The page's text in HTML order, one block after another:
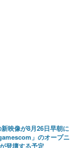
映像が8月26日早朝に
」のオープニ
登壇する予定